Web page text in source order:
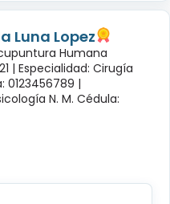
Luna Lopez
Humana
| Especialidad: Cirugía
0123456789 |
N. M. Cédula: